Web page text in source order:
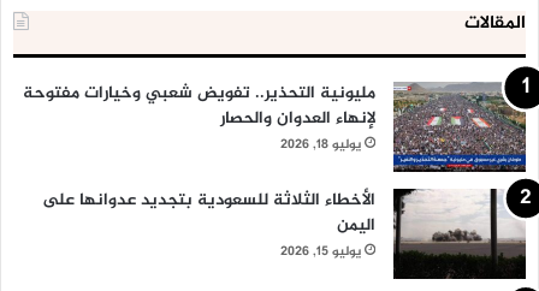
المقالات
مليونية التحذير.. تفويض شعبي وخيارات مفتوحة
لإنهاء العدوان والحصار
يوليو 18, 2026
الأخطاء الثلاثة للسعودية بتجديد عدوانها على
اليمن
يوليو 15, 2026